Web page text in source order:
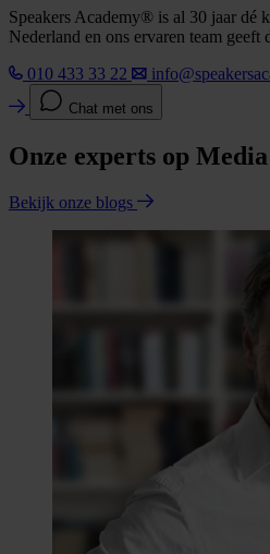
Speakers Academy® is al 30 jaar dé
Nederland en ons ervaren team geeft
010 433 33 22
Chat met ons
Onze experts op Media
Bekijk onze blogs